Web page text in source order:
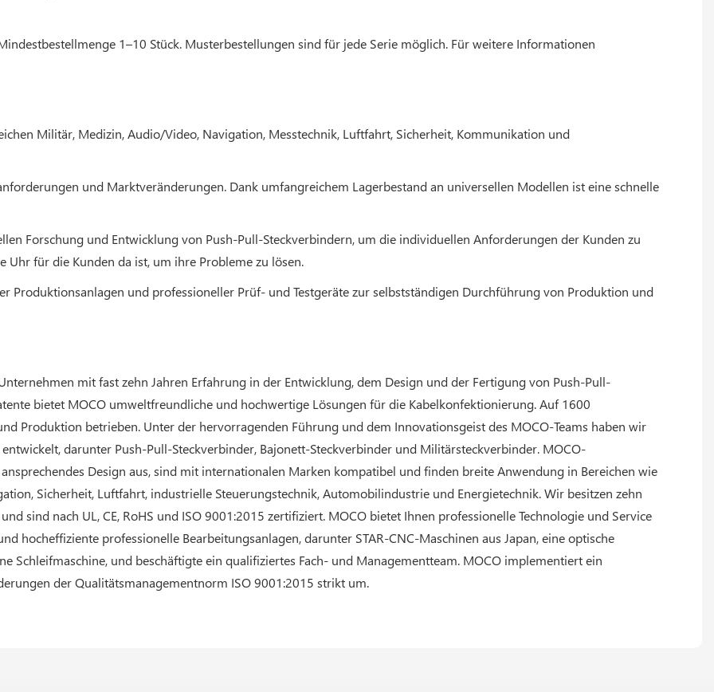
1–10 Stück. Musterbestellungen sind für jede Serie möglich. Für weitere Informationen
Militär, Medizin, Audio/Video, Navigation, Messtechnik, Luftfahrt, Sicherheit, Kommunikation und
und Marktveränderungen. Dank umfangreichem Lagerbestand an universellen Modellen ist eine schnelle
Forschung und Entwicklung von Push-Pull-Steckverbindern, um die individuellen Anforderungen der Kunden zu
Uhr für die Kunden da ist, um ihre Probleme zu lösen.
Produktionsanlagen und professioneller Prüf- und Testgeräte zur selbstständigen Durchführung von Produktion und
mit fast zehn Jahren Erfahrung in der Entwicklung, dem Design und der Fertigung von Push-Pull-
bietet MOCO umweltfreundliche und hochwertige Lösungen für die Kabelkonfektionierung. Auf 1600
Produktion betrieben. Unter der hervorragenden Führung und dem Innovationsgeist des MOCO-Teams haben wir
darunter Push-Pull-Steckverbinder, Bajonett-Steckverbinder und Militärsteckverbinder. MOCO-
Design aus, sind mit internationalen Marken kompatibel und finden breite Anwendung in Bereichen wie
Sicherheit, Luftfahrt, industrielle Steuerungstechnik, Automobilindustrie und Energietechnik. Wir besitzen zehn
sind nach UL, CE, RoHS und ISO 9001:2015 zertifiziert. MOCO bietet Ihnen professionelle Technologie und Service
hocheffiziente professionelle Bearbeitungsanlagen, darunter STAR-CNC-Maschinen aus Japan, eine optische
Schleifmaschine, und beschäftigte ein qualifiziertes Fach- und Managementteam. MOCO implementiert ein
der Qualitätsmanagementnorm ISO 9001:2015 strikt um.